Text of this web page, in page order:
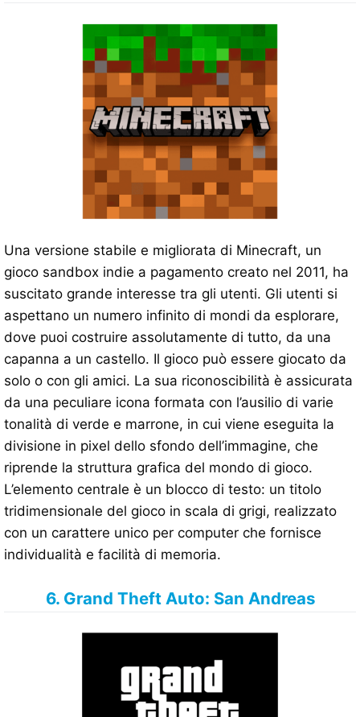
Una versione stabile e migliorata di Minecraft, un
gioco sandbox indie a pagamento creato nel 2011, ha
suscitato grande interesse tra gli utenti. Gli utenti si
aspettano un numero infinito di mondi da esplorare,
dove puoi costruire assolutamente di tutto, da una
capanna a un castello. Il gioco può essere giocato da
solo o con gli amici. La sua riconoscibilità è assicurata
da una peculiare icona formata con l’ausilio di varie
tonalità di verde e marrone, in cui viene eseguita la
divisione in pixel dello sfondo dell’immagine, che
riprende la struttura grafica del mondo di gioco.
L’elemento centrale è un blocco di testo: un titolo
tridimensionale del gioco in scala di grigi, realizzato
con un carattere unico per computer che fornisce
individualità e facilità di memoria.
6. Grand Theft Auto: San Andreas